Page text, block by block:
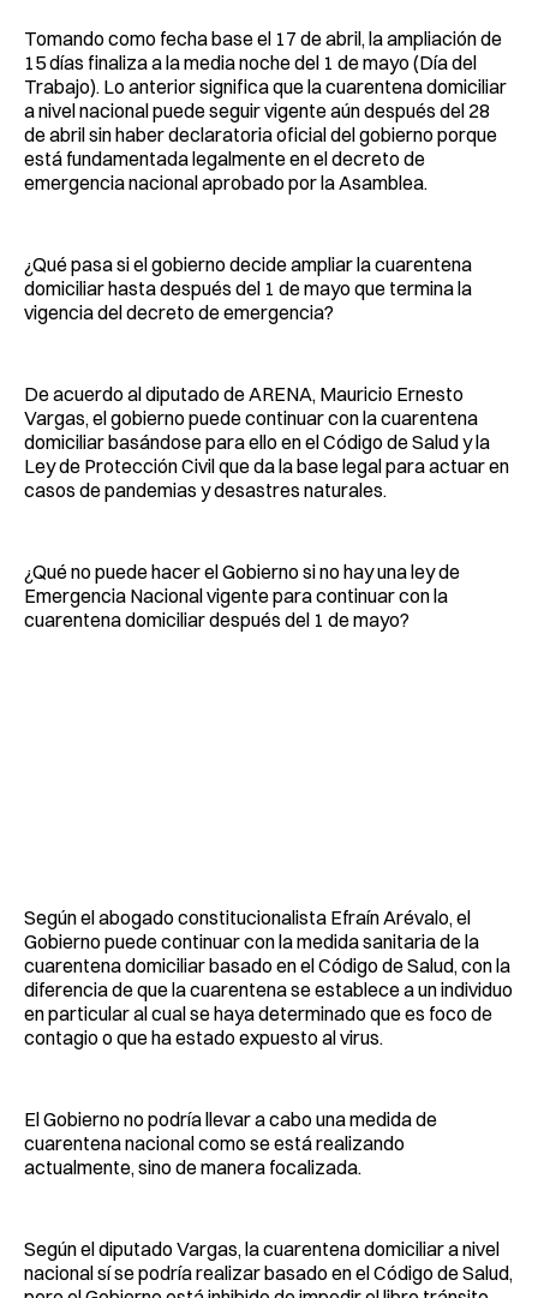
Tomando como fecha base el 17 de abril, la ampliación de
15 días finaliza a la media noche del 1 de mayo (Día del
Trabajo). Lo anterior significa que la cuarentena domiciliar
a nivel nacional puede seguir vigente aún después del 28
de abril sin haber declaratoria oficial del gobierno porque
está fundamentada legalmente en el decreto de
emergencia nacional aprobado por la Asamblea.
¿Qué pasa si el gobierno decide ampliar la cuarentena
domiciliar hasta después del 1 de mayo que termina la
vigencia del decreto de emergencia?
De acuerdo al diputado de ARENA, Mauricio Ernesto
Vargas, el gobierno puede continuar con la cuarentena
domiciliar basándose para ello en el Código de Salud y la
Ley de Protección Civil que da la base legal para actuar en
casos de pandemias y desastres naturales.
¿Qué no puede hacer el Gobierno si no hay una ley de
Emergencia Nacional vigente para continuar con la
cuarentena domiciliar después del 1 de mayo?
Según el abogado constitucionalista Efraín Arévalo, el
Gobierno puede continuar con la medida sanitaria de la
cuarentena domiciliar basado en el Código de Salud, con la
diferencia de que la cuarentena se establece a un individuo
en particular al cual se haya determinado que es foco de
contagio o que ha estado expuesto al virus.
El Gobierno no podría llevar a cabo una medida de
cuarentena nacional como se está realizando
actualmente, sino de manera focalizada.
Según el diputado Vargas, la cuarentena domiciliar a nivel
nacional sí se podría realizar basado en el Código de Salud,